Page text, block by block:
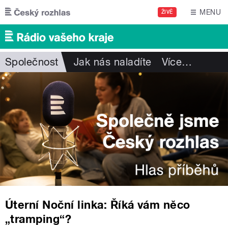
Přejít k hlavnímu obsahu
ŽIVĚ MENU
Společnost Jak nás naladíte Více…
Úterní Noční linka: Říká vám něco
„tramping“?